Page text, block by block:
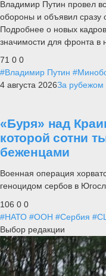
Владимир Путин провел
обороны и объявил сразу
Подробнее о новых
значимости для фронта в
71 0 0
#Владимир Путин
4 августа 2026За рубежом
«Буря» над
которой сотни
беженцами
Военная операция
геноцидом сербов в
106 0 0
#НАТО #ООН #Сербия
Выбор редакции